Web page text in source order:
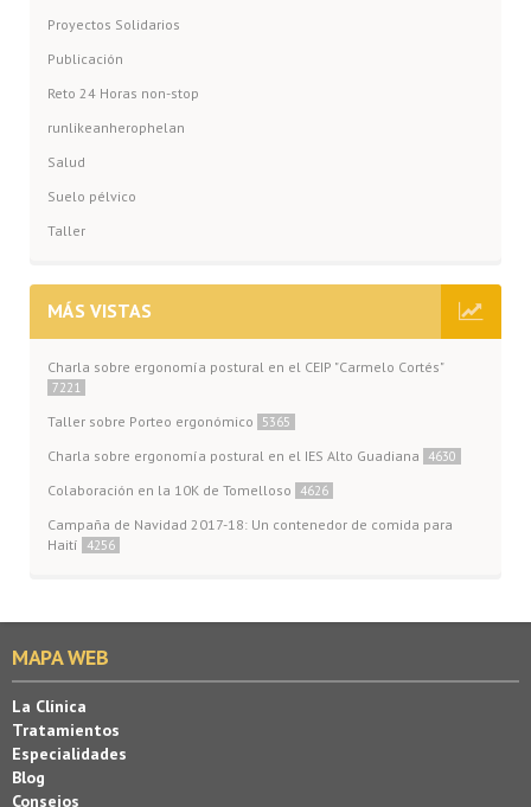
Proyectos Solidarios
Publicación
Reto 24 Horas non-stop
runlikeanherophelan
Salud
Suelo pélvico
Taller
MÁS VISTAS
Charla sobre ergonomía postural en el CEIP "Carmelo Cortés"
7221
Taller sobre Porteo ergonómico 5365
Charla sobre ergonomía postural en el IES Alto Guadiana 4630
Colaboración en la 10K de Tomelloso 4626
Campaña de Navidad 2017-18: Un contenedor de comida para
Haití
4256
MAPA WEB
La Clínica
Tratamientos
Especialidades
Blog
Consejos